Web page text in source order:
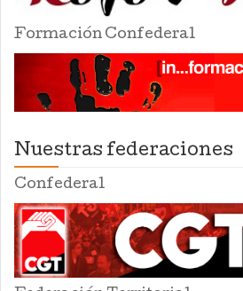
Formación Confederal
Nuestras federaciones
Confederal